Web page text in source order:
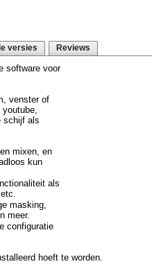
versies Reviews
software voor
venster of
schijf als
mixen, en
kun
als
masking,
meer.
configuratie
hoeft te worden.